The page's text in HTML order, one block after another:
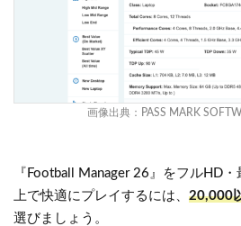
画像出典： PASS MARK
『Football Manager 26』をフルHD
上で快適にプレイするには、 20,000
選びましょう。